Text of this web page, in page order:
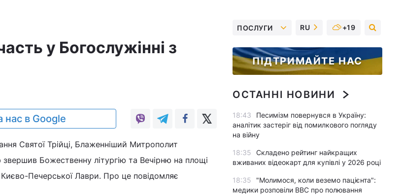
у Богослужінні з
нас в Google
Святої Трійці, Блаженніший Митрополит
звершив Божественну літургію та Вечірню на площі
Печерської Лаври. Про це повідомляє
ПОСЛУГИ RU +19
ПІДТРИМАЙТЕ НАС
ОСТАННІ НОВИНИ
18:43
Песимізм повернувся в Україну:
аналітик застеріг від помилкового погляду
на війну
18:35
Складено рейтинг найкращих
вживаних відеокарт для купівлі у 2026 році
18:35
"Молимося, коли веземо пацієнта":
медики розповіли BBC про полювання